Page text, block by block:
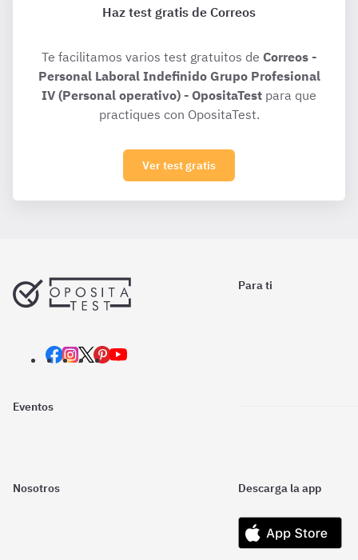
Haz test gratis de Correos
Te facilitamos varios test gratuitos de Correos -
Personal Laboral Indefinido Grupo Profesional
IV (Personal operativo) - OpositaTest para que
practiques con OpositaTest.
Ver test gratis
Para ti
Eventos
Nosotros Descarga la app